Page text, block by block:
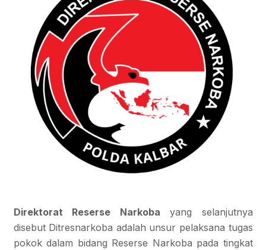
Direktorat Reserse Narkoba yang selanjutnya
disebut Ditresnarkoba adalah unsur pelaksana tugas
pokok dalam bidang Reserse Narkoba pada tingkat